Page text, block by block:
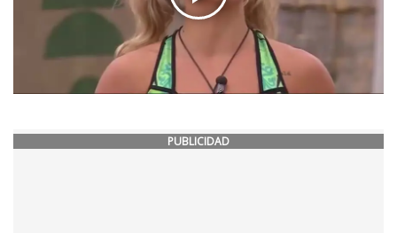
PUBLICIDAD